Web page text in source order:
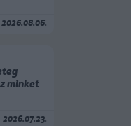
2026.08.06.
minket
2026.07.23.